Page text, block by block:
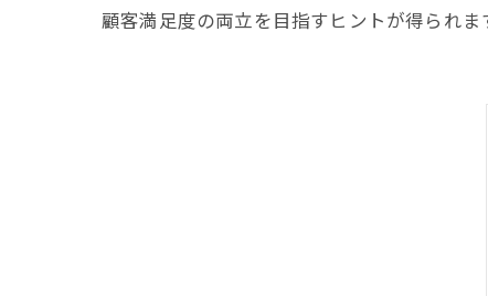
顧客満足度の両立を目指すヒントが得られま